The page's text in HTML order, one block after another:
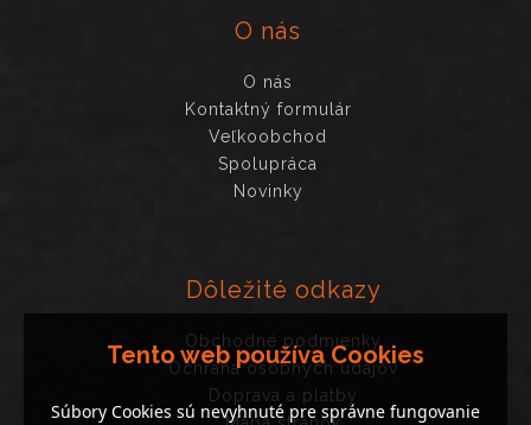
O nás
O nás
Kontaktný formulár
Veľkoobchod
Spolupráca
Novinky
Dôležité odkazy
Obchodné podmienky
Ochrana osobných údajov
Doprava a platby
Tento web používa Cookies
Súbory Cookies sú nevyhnuté pre správne fungovanie